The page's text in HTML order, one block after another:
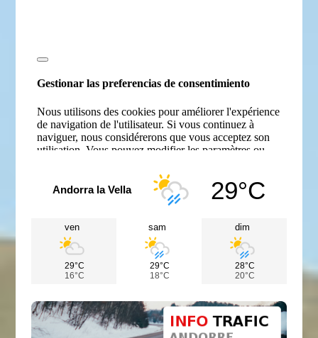
Andorra la Vella 29°C
ven
29°C
16°C
sam
29°C
18°C
dim
28°C
20°C